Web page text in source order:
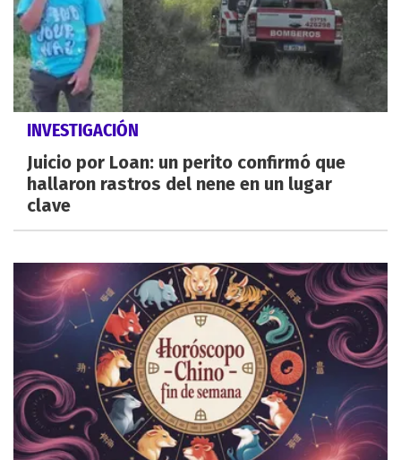
INVESTIGACIÓN
Juicio por Loan: un perito confirmó que
hallaron rastros del nene en un lugar
clave